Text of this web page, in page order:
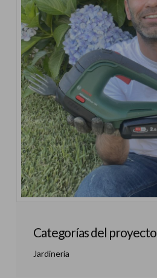
Categorías del proyecto
Jardinería